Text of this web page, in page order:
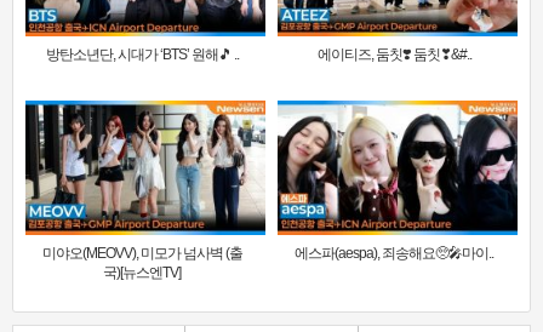
방탄소년단, 시대가 ‘BTS’ 원해🎵 .. 에이티즈, 둠칫❣️ 둠칫❣&#..
미야오(MEOVV), 미모가 넘사벽 (출
국)[뉴스엔TV]
에스파(aespa), 죄송해요🥺🎤마이..